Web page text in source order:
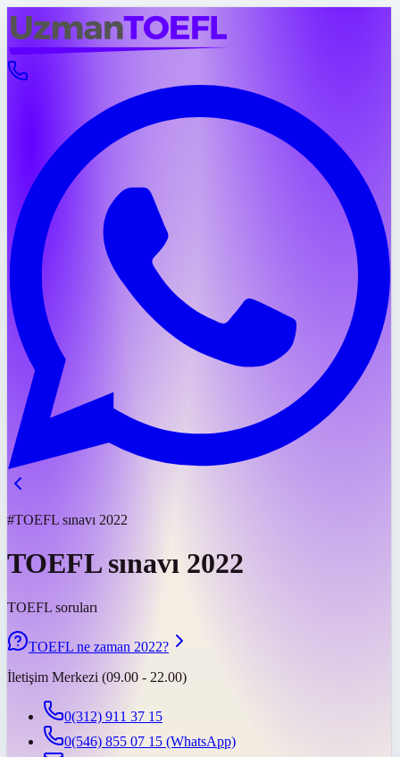
#TOEFL sınavı 2022
TOEFL sınavı 2022
TOEFL soruları
TOEFL ne zaman 2022?
İletişim Merkezi (09.00 - 22.00)
0(312) 911 37 15
0(546) 855 07 15 (WhatsApp)